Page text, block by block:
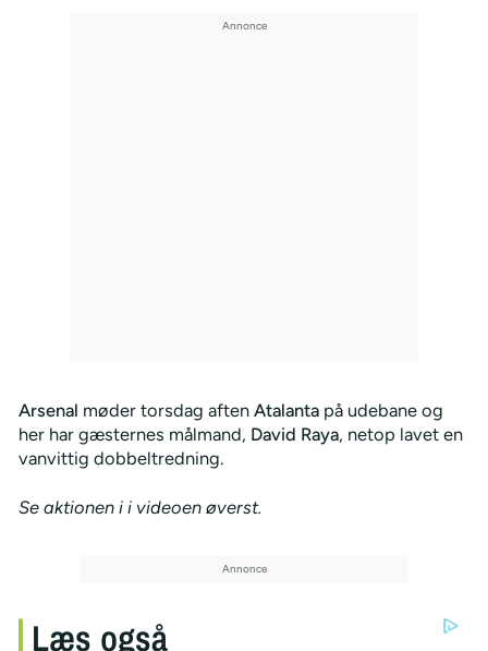
Arsenal møder torsdag aften Atalantapå udebane og
her har gæsternes målmand, David Raya, netop lavet en
vanvittig dobbeltredning.
Se aktionen i i videoen øverst.